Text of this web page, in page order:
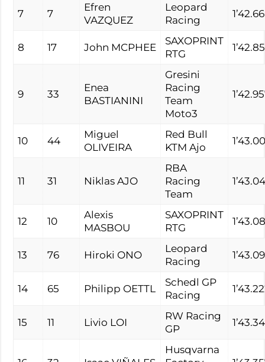
7 7
Efren
VAZQUEZ
Leopard
Racing
8 17 John MCPHEE
SAXOPRINT
RTG
9 33
Enea
BASTIANINI
Gresini
Racing
Team
Moto3
10 44
Miguel
OLIVEIRA
Red Bull
KTM Ajo
11 31 Niklas AJO
RBA
Racing
Team
12 10
Alexis
MASBOU
SAXOPRINT
RTG
13 76 Hiroki ONO
Leopard
Racing
14 65 Philipp OETTL
Schedl GP
Racing
15 11 Livio LOI
RW Racing
GP
Husqvarna